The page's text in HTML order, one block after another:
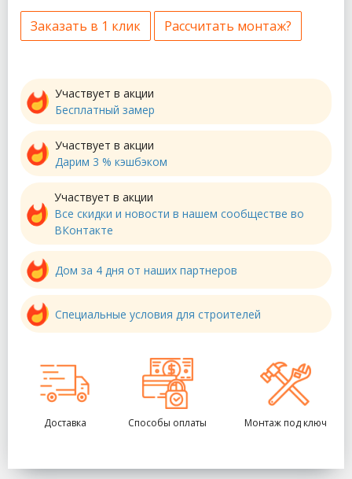
Заказать в 1 клик Рассчитать монтаж?
Участвует в акции
Бесплатный замер
Участвует в акции
Дарим 3 % кэшбэком
Участвует в акции
Все скидки и новости в нашем сообществе во
ВКонтакте
Дом за 4 дня от наших партнеров
Специальные условия для строителей
Доставка Способы оплаты Монтаж под ключ